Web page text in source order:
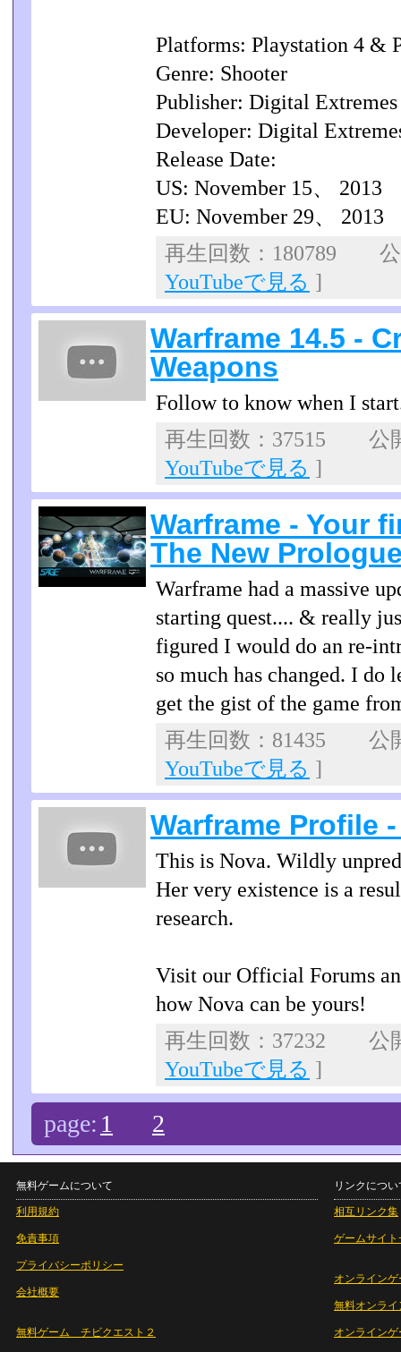
Platforms: Playstation 4 &
Genre: Shooter
Publisher: Digital Extremes
Developer: Digital
Release Date:
US: November 15、 2013
EU: November 29、 2013
再生回数：180789
YouTubeで見る ]
Warframe 14.5 -
Weapons
Follow to know when I
再生回数：37515 公
YouTubeで見る ]
Warframe - Your
The New
Warframe had a massive
starting quest.... & really
figured I would do an re-
so much has changed. I do
get the gist of the game
再生回数：81435 公
YouTubeで見る ]
Warframe Profile
This is Nova. Wildly
Her very existence is a
research.
Visit our Official Forums
how Nova can be yours!
再生回数：37232 公
YouTubeで見る ]
page: 1 2
無料ゲームについて
利用規約
免責事項
プライバシーポリシー
会社概要
無料ゲーム チビクエスト２
リンクについ
相互リンク集
ゲームサイト
オンラインゲ
無料オンライ
オンライン